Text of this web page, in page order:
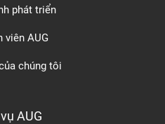
phát triển
viên AUG
chúng tôi
AUG